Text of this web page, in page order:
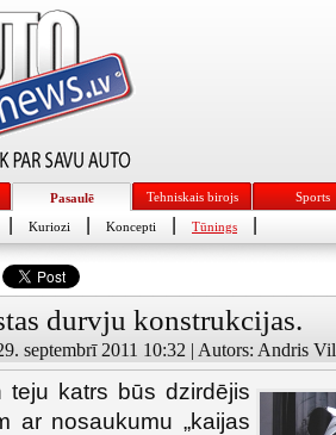
Pasaulē Tehniskais birojs Sports
Kuriozi Koncepti Tūnings
durvju konstrukcijas.
septembrī 2011 10:32 | Autors: Andris
teju katrs būs dzirdējis
ar nosaukumu „kaijas